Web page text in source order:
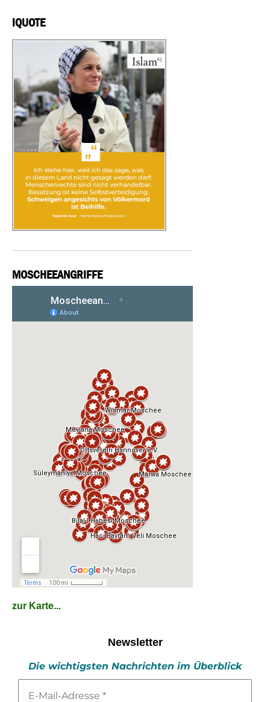
IQUOTE
MOSCHEEANGRIFFE
zur Karte...
Newsletter
Die wichtigsten Nachrichten im Überblick
Mail-